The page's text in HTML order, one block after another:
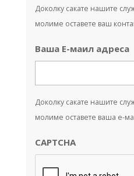
Доколку сакате нашите
молиме оставете ваш
Ваша Е-маил адреса
Доколку сакате нашите
молиме оставете ваша е-
CAPTCHA